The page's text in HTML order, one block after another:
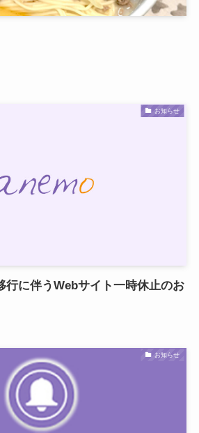
お知らせ
行に伴うWebサイト一時休止のお
お知らせ